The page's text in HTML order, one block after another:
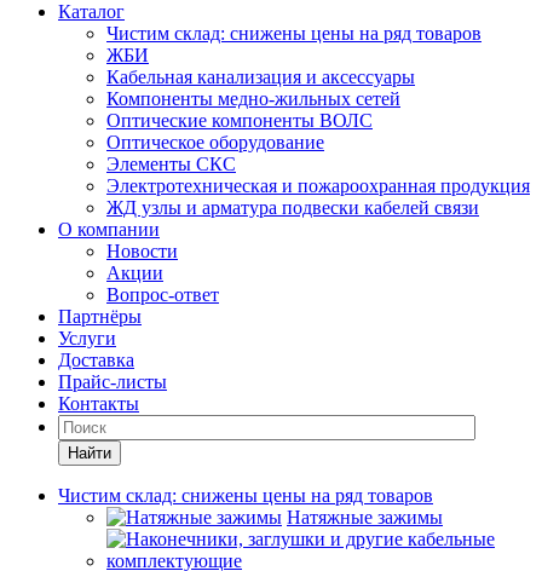
Каталог
Чистим склад: снижены цены на ряд товаров
ЖБИ
Кабельная канализация и аксессуары
Компоненты медно-жильных сетей
Оптические компоненты ВОЛС
Оптическое оборудование
Элементы СКС
Электротехническая и пожароохранная продукция
ЖД узлы и арматура подвески кабелей связи
О компании
Новости
Акции
Вопрос-ответ
Партнёры
Услуги
Доставка
Прайс-листы
Контакты
Найти
Чистим склад: снижены цены на ряд товаров
Натяжные зажимы